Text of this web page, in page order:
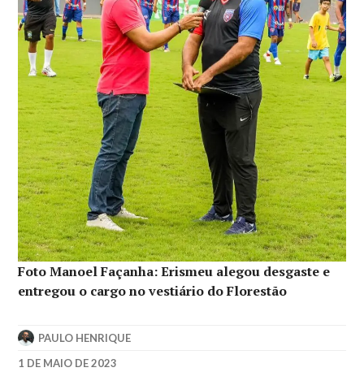
Foto Manoel Façanha: Erismeu alegou desgaste e
entregou o cargo no vestiário do Florestão
PAULO HENRIQUE
1 DE MAIO DE 2023